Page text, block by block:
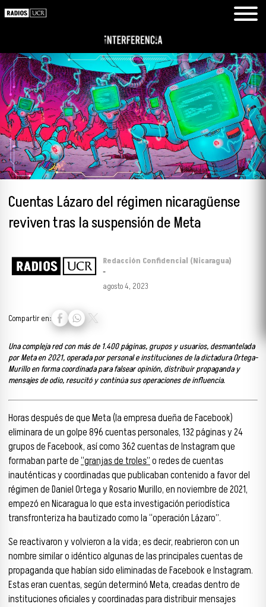
Cuentas Lázaro del régimen nicaragüense
reviven tras la suspensión de Meta
Redacción Confidencial (Nicaragua)
-
agosto 4, 2023
Compartir en:
Una compleja red con más de 1.400 páginas, grupos y usuarios, desmantelada
por Meta en 2021, operada por personal e instituciones de la dictadura Ortega-
Murillo en forma coordinada para falsear opinión, distribuir propaganda y
mensajes de odio, resucitó y continúa sus operaciones de influencia.
Horas después de que Meta (la empresa dueña de Facebook)
eliminara de un golpe 896 cuentas personales, 132 páginas y 24
grupos de Facebook, así como 362 cuentas de Instagram que
formaban parte de“granjas de troles”o redes de cuentas
inauténticas y coordinadas que publicaban contenido a favor del
régimen de Daniel Ortega y Rosario Murillo, en noviembre de 2021,
empezó en Nicaragua lo que esta investigación periodística
transfronteriza ha bautizado como la “operación Lázaro”.
Se reactivaron y volvieron a la vida; es decir, reabrieron con un
nombre similar o idéntico algunas de las principales cuentas de
propaganda que habían sido eliminadas de Facebook e Instagram.
Estas eran cuentas, según determinó Meta, creadas dentro de
instituciones oficiales y coordinadas para distribuir mensajes